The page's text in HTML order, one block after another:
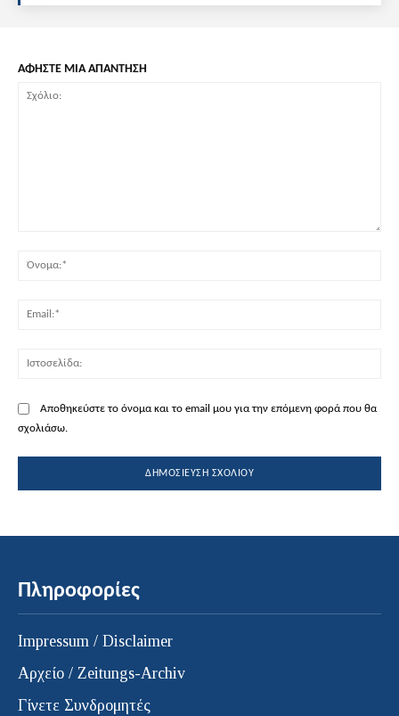
ΑΦΗΣΤΕ ΜΙΑ ΑΠΑΝΤΗΣΗ
Αποθηκεύστε το όνομα και το email μου για την επόμενη φορά που θα
σχολιάσω.
Πληροφορίες
Impressum / Disclaimer
Αρχείο / Zeitungs-Archiv
Γίνετε Συνδρομητές